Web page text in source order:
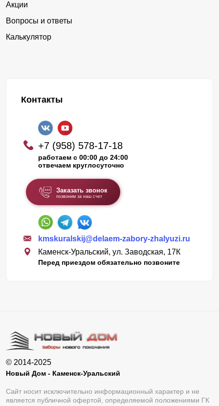
Акции
Вопросы и ответы
Калькулятор
Контакты
+7 (958) 578-17-18
работаем с 00:00 до 24:00
отвечаем круглосуточно
Заказать звонок
позвоним за наш счет
kmskuralskij@delaem-zabory-zhalyuzi.ru
Каменск-Уральский, ул. Заводская, 17К
Перед приездом обязательно позвоните
© 2014-2025
Новый Дом - Каменск-Уральский
Сайт носит исключительно информационный характер и не
является публичной офертой, определяемой положениями ГК